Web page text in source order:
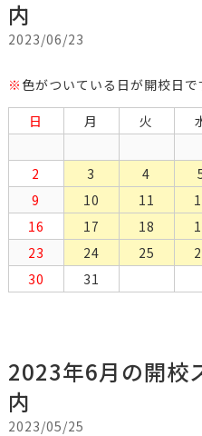
内
2023/06/23
※ 色がついている日が開校日で
日
月 火
2
3 4
9
10 11
16
17 18
23
24 25
30
31
2023年6月の開校
内
2023/05/25